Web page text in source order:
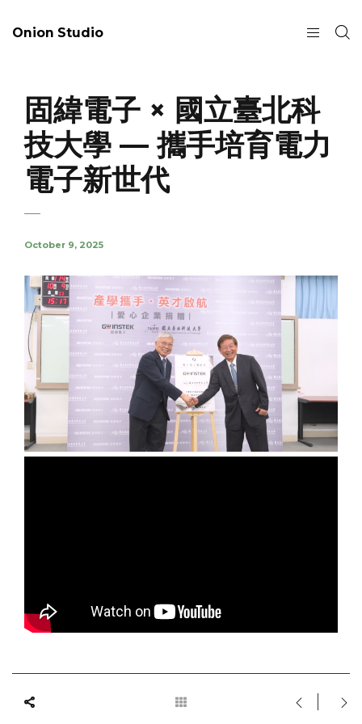
Onion Studio
固緯電子 × 國立臺北科
技大學 — 攜手培育電力
電子新世代
October 9, 2025